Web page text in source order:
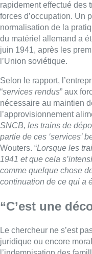
rapidement effectué des
forces d’occupation. Un
normalisation de la
du matériel allemand a
juin 1941, après les
l’Union soviétique.
Selon le rapport,
“services rendus” aux
nécessaire au maintien
l’approvisionnement
SNCB, les trains de
partie de ces ‘services’
Wouters. “Lorsque les
1941 et que cela
comme quelque chose
continuation de ce qui a
“C’est une
Le chercheur ne s’est
juridique ou encore